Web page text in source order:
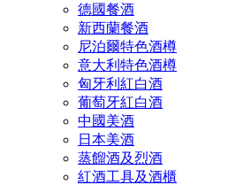
德國餐酒
新西蘭餐酒
尼泊爾特色酒樽
意大利特色酒樽
匈牙利紅白酒
葡萄牙紅白酒
中國美酒
日本美酒
蒸餾酒及烈酒
紅酒工具及酒櫃